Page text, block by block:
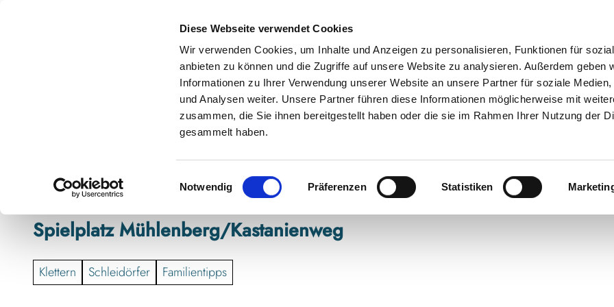
Diese Webseite verwendet Cookies
Wir verwenden Cookies, um Inhalte und Anzeigen zu personalisieren, Funktionen für
anbieten zu können und die Zugriffe auf unsere Website zu analysieren. Außerdem geben
Informationen zu Ihrer Verwendung unserer Website an unsere Partner für soziale Medien,
und Analysen weiter. Unsere Partner führen diese Informationen möglicherweise mit
zusammen, die Sie ihnen bereitgestellt haben oder die sie im Rahmen Ihrer Nutzung der
gesammelt haben.
i
w
l
l
Notwendig Präferenzen Statistiken
Menü Buchen
Spielplatz Mühlenberg/Kastanienweg
Klettern Schleidörfer Familientipps